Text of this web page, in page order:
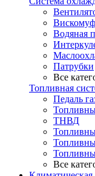
Водяная
Патрубки
Все
Топливная
Педаль
ТНВД
Все